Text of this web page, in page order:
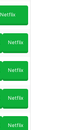
Netflix
Netflix
Netflix
Netflix
Netflix